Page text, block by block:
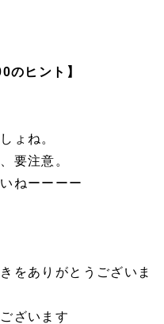
のヒント】
ょね。
要注意。
ねーーーー
をありがとうございま
ざいます